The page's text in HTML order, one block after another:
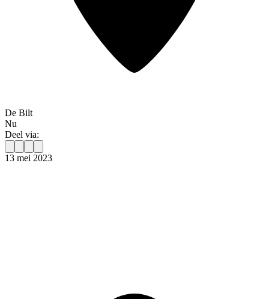
De Bilt
Nu
Deel via:
13 mei 2023